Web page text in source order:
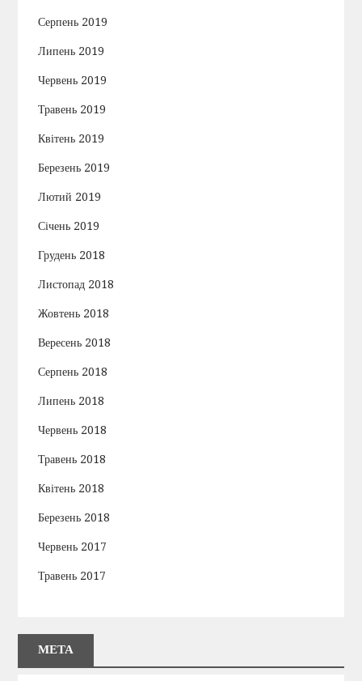
Серпень 2019
Липень 2019
Червень 2019
Травень 2019
Квітень 2019
Березень 2019
Лютий 2019
Січень 2019
Грудень 2018
Листопад 2018
Жовтень 2018
Вересень 2018
Серпень 2018
Липень 2018
Червень 2018
Травень 2018
Квітень 2018
Березень 2018
Червень 2017
Травень 2017
МЕТА